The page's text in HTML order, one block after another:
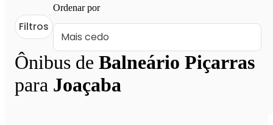
Ônibus de Balneário Piçarras
para Joaçaba
Filtros
Ordenar por